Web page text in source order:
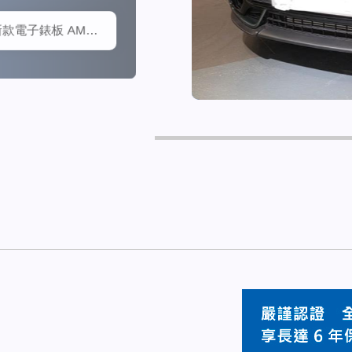
1首 行貨 Facelift 新款電子錶板 AMG Package 天幕頂 腳踢電尾冚 三記憶電座 Keyless 9-Tronic波箱 Carplay 後波鏡頭